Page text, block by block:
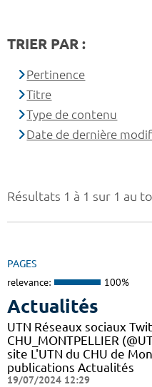
Résultats 1 à 1 sur 1 au
PAGES
relevance: 100%
Actualités
UTN Réseaux sociaux
CHU_MONTPELLIER
site L'UTN du CHU de
publications Actualités
19/07/2024 12:29
TRIER PAR :
Pertinence
Titre
Type de contenu
Date de dernière